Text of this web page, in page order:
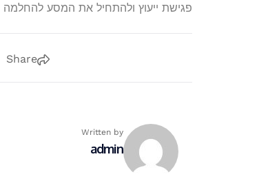
פגישת ייעוץ ולהתחיל את המסע להחלמה
Share
Written by
admin